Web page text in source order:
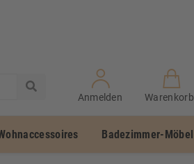
Anmelden Warenkorb
Badezimmer-Möbel